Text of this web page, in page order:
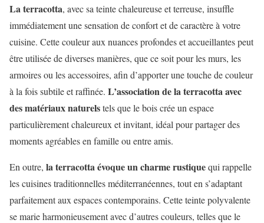
La terracotta, avec sa teinte chaleureuse et terreuse, insuffle
immédiatement une sensation de confort et de caractère à votre
cuisine. Cette couleur aux nuances profondes et accueillantes peut
être utilisée de diverses manières, que ce soit pour les murs, les
armoires ou les accessoires, afin d’apporter une touche de couleur
à la fois subtile et raffinée. L’association de la terracotta avec
des matériaux naturelstels que le bois crée un espace
particulièrement chaleureux et invitant, idéal pour partager des
moments agréables en famille ou entre amis.
En outre, la terracotta évoque un charme rustiquequi rappelle
les cuisines traditionnelles méditerranéennes, tout en s’adaptant
parfaitement aux espaces contemporains. Cette teinte polyvalente
se marie harmonieusement avec d’autres couleurs, telles que le